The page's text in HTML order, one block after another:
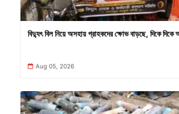
বিদ্যুৎ বিল নিয়ে অসহায় গ্রাহকদের ক্ষোভ বাড়ছে, দিকে দিকে
Aug 05, 2026